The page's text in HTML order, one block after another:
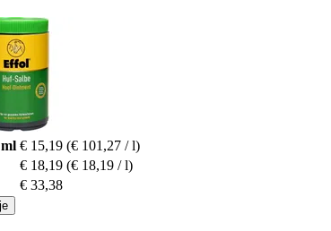
€ 15,19 (€ 101,27 / l)
€ 18,19 (€ 18,19 / l)
€ 33,38